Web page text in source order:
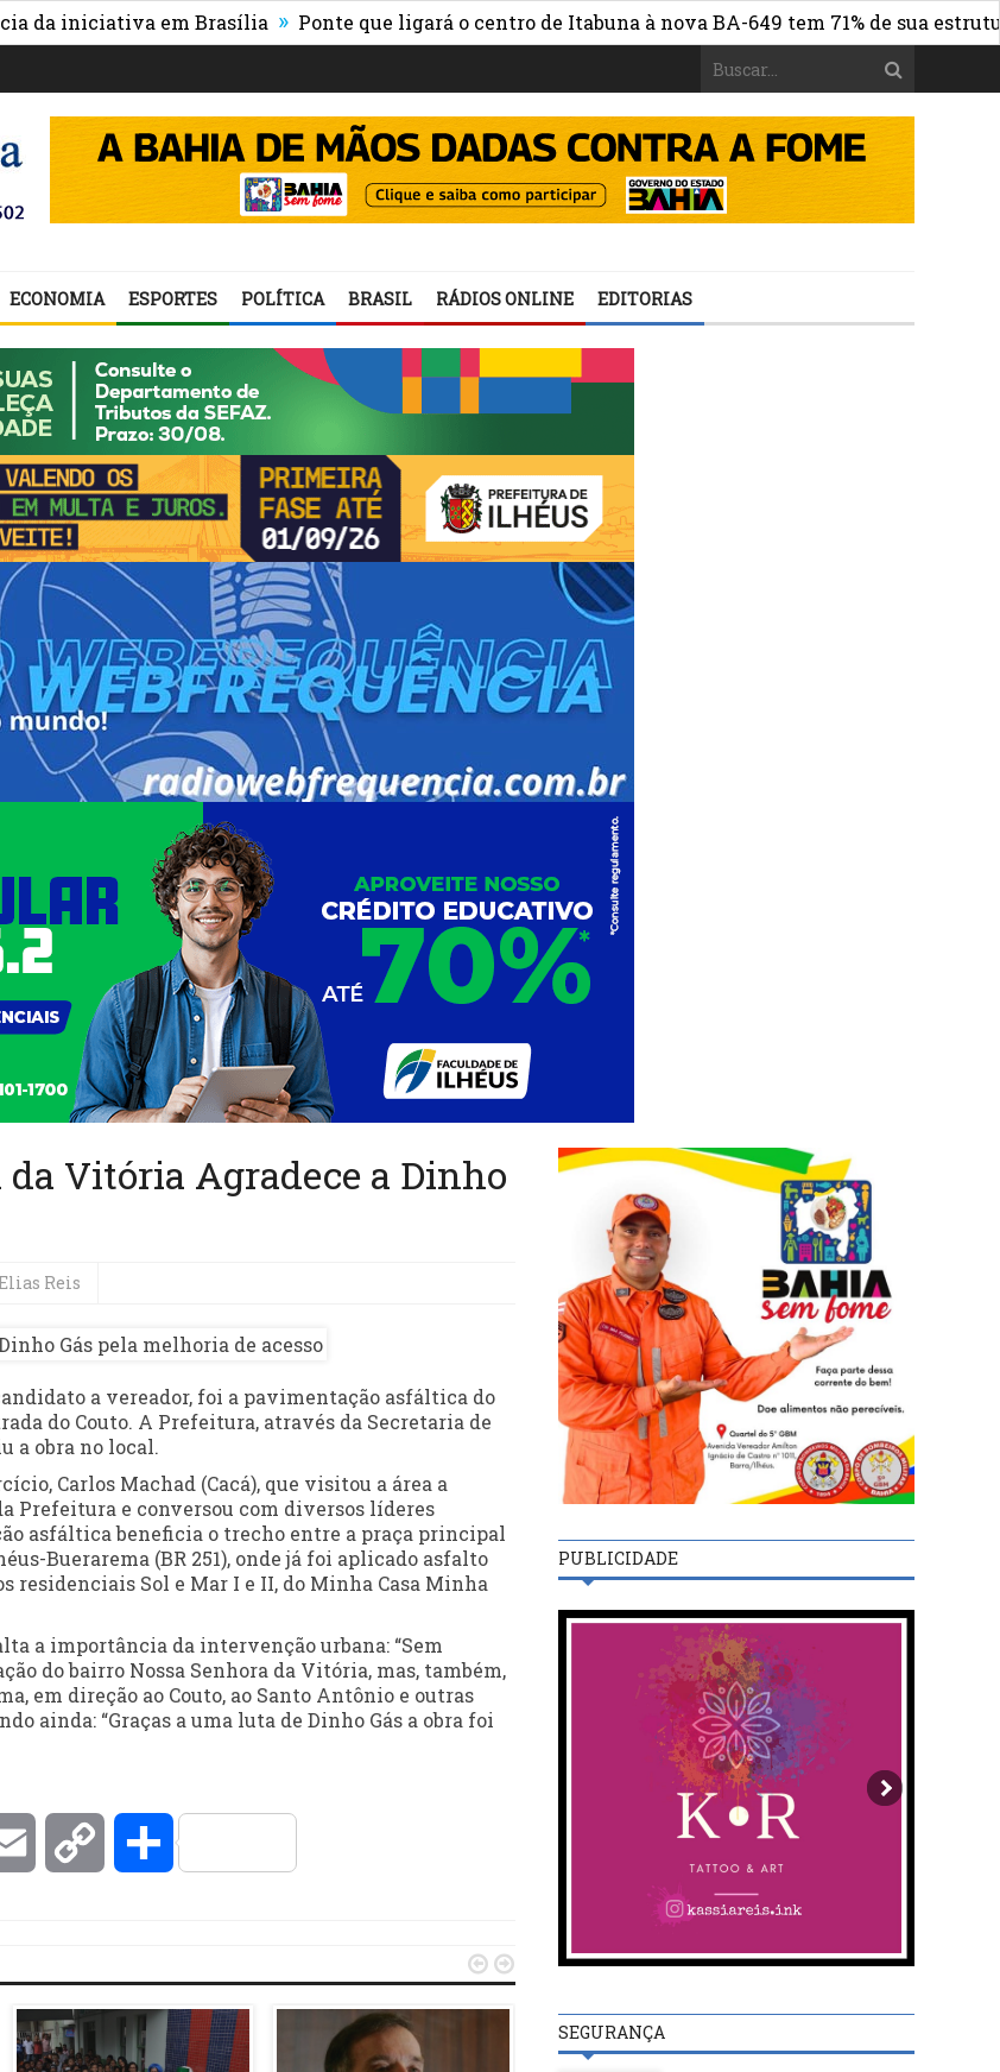
iniciativa em Brasília » Ponte que ligará o centro de Itabuna à nova BA-649 tem 71% de sua estrutura
ECONOMIA ESPORTES POLÍTICA BRASIL RÁDIOS ONLINE EDITORIAS
Vitória Agradece a Dinho
Reis
a vereador, foi a pavimentação asfáltica do
do Couto. A Prefeitura, através da Secretaria de
a obra no local.
Carlos Machad (Cacá), que visitou a área a
Prefeitura e conversou com diversos líderes
asfáltica beneficia o trecho entre a praça principal
Buerarema (BR 251), onde já foi aplicado asfalto
residenciais Sol e Mar I e II, do Minha Casa Minha
a importância da intervenção urbana: “Sem
do bairro Nossa Senhora da Vitória, mas, também,
em direção ao Couto, ao Santo Antônio e outras
ainda: “Graças a uma luta de Dinho Gás a obra foi
Email Copy Compartilhar
 
PUBLICIDADE
SEGURANÇA